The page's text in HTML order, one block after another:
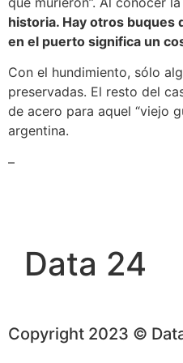
historia. Hay otros buques
en el puerto significa un
Con el hundimiento, sólo
preservadas. El resto del
de acero para aquel “viejo
argentina.
–
Data 24
Copyright 2023 ©